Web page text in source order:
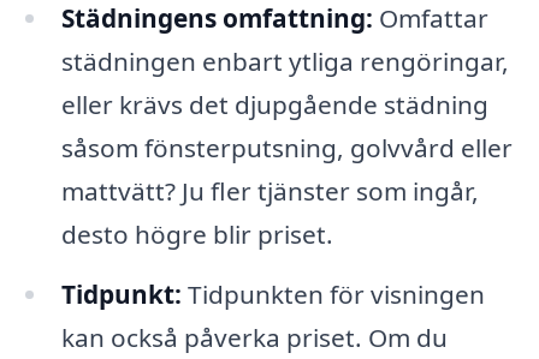
Städningens omfattning: Omfattar
städningen enbart ytliga rengöringar,
eller krävs det djupgående städning
såsom fönsterputsning, golvvård eller
mattvätt? Ju fler tjänster som ingår,
desto högre blir priset.
Tidpunkt: Tidpunkten för visningen
kan också påverka priset. Om du